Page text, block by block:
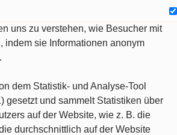
uns zu verstehen, wie Besucher mit
indem sie Informationen anonym
dem Statistik- und Analyse-Tool
gesetzt und sammelt Statistiken über
auf der Website, wie z. B. die
durchschnittlich auf der Website